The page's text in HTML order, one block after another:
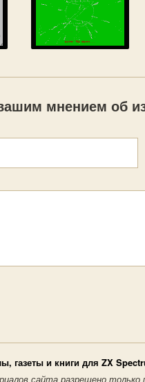
мнением об
газеты и книги для ZX
сайта разрешено только